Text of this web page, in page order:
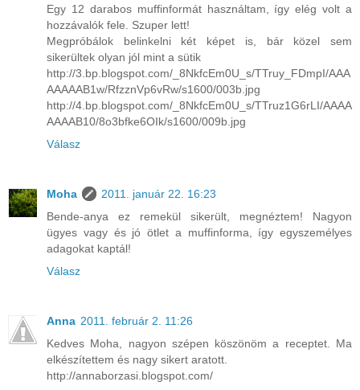
Egy 12 darabos muffinformát használtam, így elég volt a
hozzávalók fele. Szuper lett!
Megpróbálok belinkelni két képet is, bár közel sem
sikerültek olyan jól mint a sütik
http://3.bp.blogspot.com/_8NkfcEm0U_s/TTruy_FDmpI/AAA
AAAAAB1w/RfzznVp6vRw/s1600/003b.jpg
http://4.bp.blogspot.com/_8NkfcEm0U_s/TTruz1G6rLI/AAAA
AAAAB10/8o3bfke6OIk/s1600/009b.jpg
Válasz
Moha
2011. január 22. 16:23
Bende-anya ez remekül sikerült, megnéztem! Nagyon
ügyes vagy és jó ötlet a muffinforma, így egyszemélyes
adagokat kaptál!
Válasz
Anna 2011. február 2. 11:26
Kedves Moha, nagyon szépen köszönöm a receptet. Ma
elkészítettem és nagy sikert aratott.
http://annaborzasi.blogspot.com/